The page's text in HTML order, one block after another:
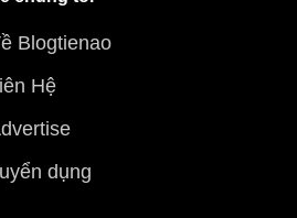
Blogtienao
Hệ
dụng